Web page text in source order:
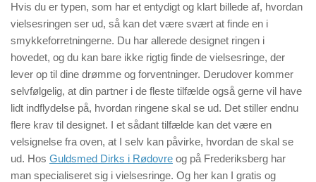
Hvis du er typen, som har et entydigt og klart billede af, hvordan
vielsesringen ser ud, så kan det være svært at finde en i
smykkeforretningerne. Du har allerede designet ringen i
hovedet, og du kan bare ikke rigtig finde de vielsesringe, der
lever op til dine drømme og forventninger. Derudover kommer
selvfølgelig, at din partner i de fleste tilfælde også gerne vil have
lidt indflydelse på, hvordan ringene skal se ud. Det stiller endnu
flere krav til designet. I et sådant tilfælde kan det være en
velsignelse fra oven, at I selv kan påvirke, hvordan de skal se
ud. Hos Guldsmed Dirks i Rødovre og på Frederiksberg har
man specialiseret sig i vielsesringe. Og her kan I gratis og